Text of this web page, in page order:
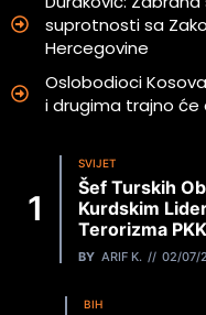
suprotnosti sa
Hercegovine
Oslobodioci
i drugima trajno će
SVIJET
Šef Turskih
Kurdskim
Terorizma
BY ARIF K. 02/07/
BIH